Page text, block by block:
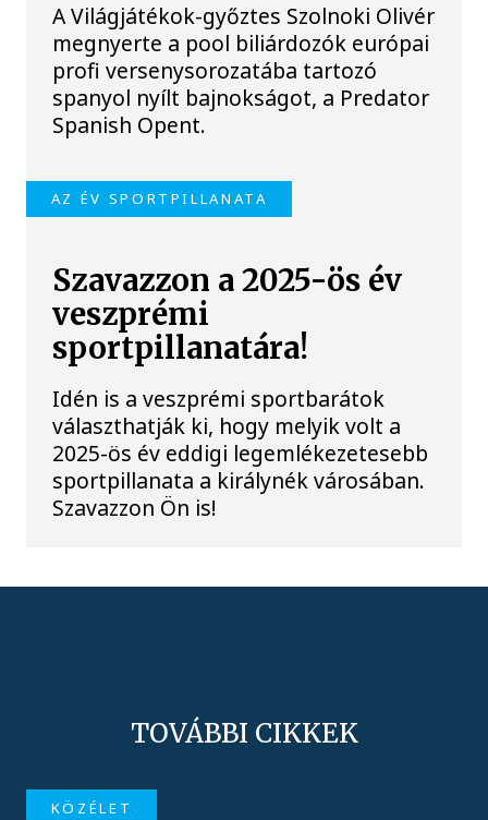
A Világjátékok-győztes Szolnoki Olivér
megnyerte a pool biliárdozók európai
profi versenysorozatába tartozó
spanyol nyílt bajnokságot, a Predator
Spanish Opent.
AZ ÉV SPORTPILLANATA
Szavazzon a 2025-ös év
veszprémi
sportpillanatára!
Idén is a veszprémi sportbarátok
választhatják ki, hogy melyik volt a
2025-ös év eddigi legemlékezetesebb
sportpillanata a királynék városában.
Szavazzon Ön is!
TOVÁBBI CIKKEK
KÖZÉLET